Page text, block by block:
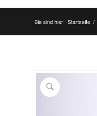
Sie sind hier: Startseite /